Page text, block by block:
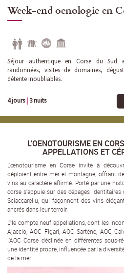
Week-end oenologie en
Séjour authentique en Corse du Sud
randonnées, visites de domaines,
détente inoubliables.
4 jours| 3 nuits
L’OENOTOURISME EN
APPELLATIONS ET
L’œnotourisme en Corse invite à
déploient entre mer et montagne, offrant
vins au caractère affirmé. Porté par une
corse s’appuie sur des cépages
Sciaccarellu, qui façonnent des vins
ancrés dans leur terroir.
L’île compte neuf appellations, dont les
Ajaccio, AOC Figari, AOC Sartène, AOC
l’AOC Corse déclinée en différentes sous-
une identité propre, influencée par la
de la mer.